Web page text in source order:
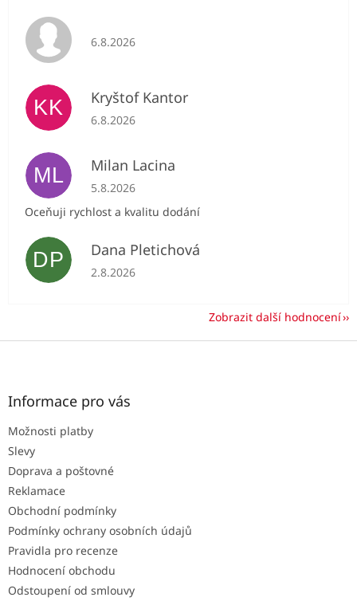
Hodnocení obchodu je 5 z 5 hvězdiček.
6.8.2026
KK Kryštof Kantor
Hodnocení obchodu je 5 z 5 hvězdiček.
6.8.2026
ML Milan Lacina
Hodnocení obchodu je 5 z 5 hvězdiček.
5.8.2026
Oceňuji rychlost a kvalitu dodání
DP Dana Pletichová
Hodnocení obchodu je 5 z 5 hvězdiček.
2.8.2026
Zobrazit další hodnocení
Z
Informace pro vás
Možnosti platby
Slevy
Doprava a poštovné
Reklamace
Obchodní podmínky
Podmínky ochrany osobních údajů
Pravidla pro recenze
Hodnocení obchodu
Odstoupení od smlouvy